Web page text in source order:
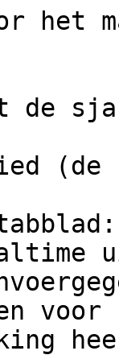
het
de
(de